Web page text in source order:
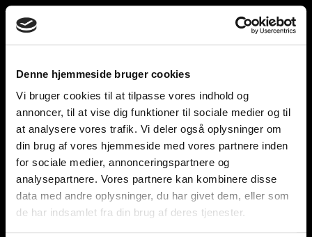
Denne hjemmeside bruger cookies
Vi bruger cookies til at tilpasse vores indhold og
annoncer, til at vise dig funktioner til sociale medier og til
at analysere vores trafik. Vi deler også oplysninger om
din brug af vores hjemmeside med vores partnere inden
for sociale medier, annonceringspartnere og
analysepartnere. Vores partnere kan kombinere disse
data med andre oplysninger, du har givet dem, eller som
de har indsamlet fra din brug af deres tjenester.
Toggle
navigation
unnu
Help and support
Retailers
Browse for inspiration
SØREN FRICHS VEJ 52, 8230 AABYHØJ
+4586997400
INFO@UNNU.NU